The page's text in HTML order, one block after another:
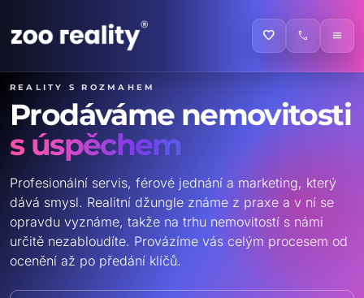
favorite call menu
Reality s rozmahem
Prodáváme nemovitosti
s úspěchem
Profesionální servis, férové jednání a marketing, který
dává smysl. Realitní džungle známe z praxe a v ní se
opravdu vyznáme, takže na trhu nemovitostí s námi
určitě nezabloudíte. Provázíme vás celým procesem od
ocenění až po předání klíčů.